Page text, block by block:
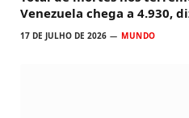
Venezuela chega a 4.930,
17 DE JULHO DE 2026 MUNDO